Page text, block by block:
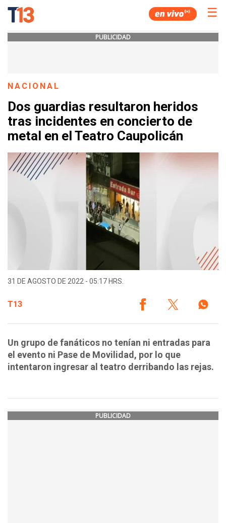
☰
PUBLICIDAD
NACIONAL
Dos guardias resultaron heridos
tras incidentes en concierto de
metal en el Teatro Caupolicán
31 DE AGOSTO DE 2022 - 05:17 HRS.
T13
Un grupo de fanáticos no tenían ni entradas para
el evento ni Pase de Movilidad, por lo que
intentaron ingresar al teatro derribando las rejas.
PUBLICIDAD